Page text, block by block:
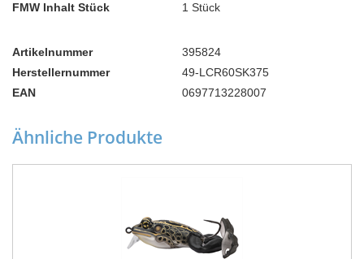
FMW Inhalt Stück
1 Stück
Artikelnummer
395824
Herstellernummer
49-LCR60SK375
EAN
0697713228007
Ähnliche Produkte